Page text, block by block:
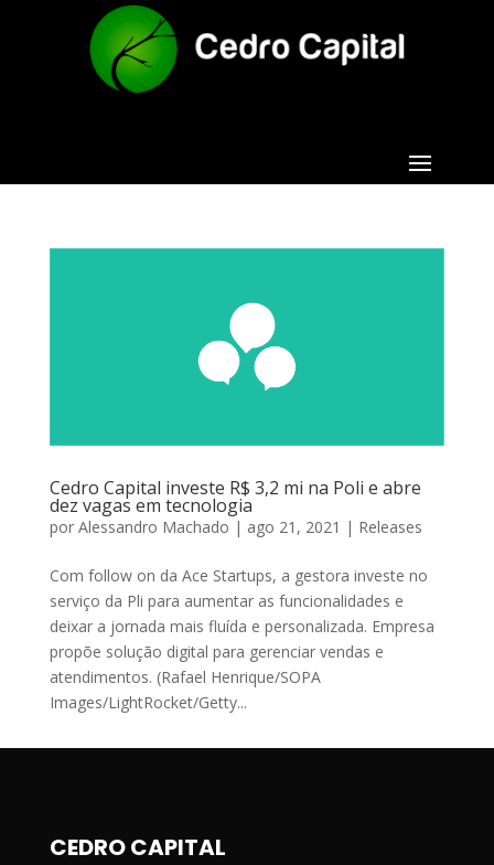
Cedro Capital investe R$ 3,2 mi na Poli e abre
dez vagas em tecnologia
por Alessandro Machado | ago 21, 2021 | Releases
Com follow on da Ace Startups, a gestora investe no
serviço da Pli para aumentar as funcionalidades e
deixar a jornada mais fluída e personalizada. Empresa
propõe solução digital para gerenciar vendas e
atendimentos. (Rafael Henrique/SOPA
Images/LightRocket/Getty...
CEDRO CAPITAL